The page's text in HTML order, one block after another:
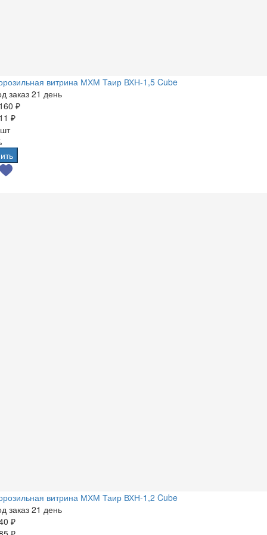
витрина МХМ Таир ВХН-1,5 Cube
заказ 21 день
₽
₽
витрина МХМ Таир ВХН-1,2 Cube
заказ 21 день
₽